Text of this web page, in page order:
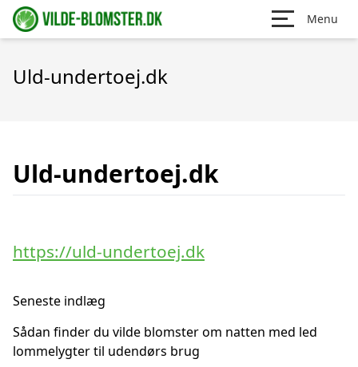
Menu
Uld-undertoej.dk
Uld-undertoej.dk
https://uld-undertoej.dk
Seneste indlæg
Sådan finder du vilde blomster om natten med led
lommelygter til udendørs brug